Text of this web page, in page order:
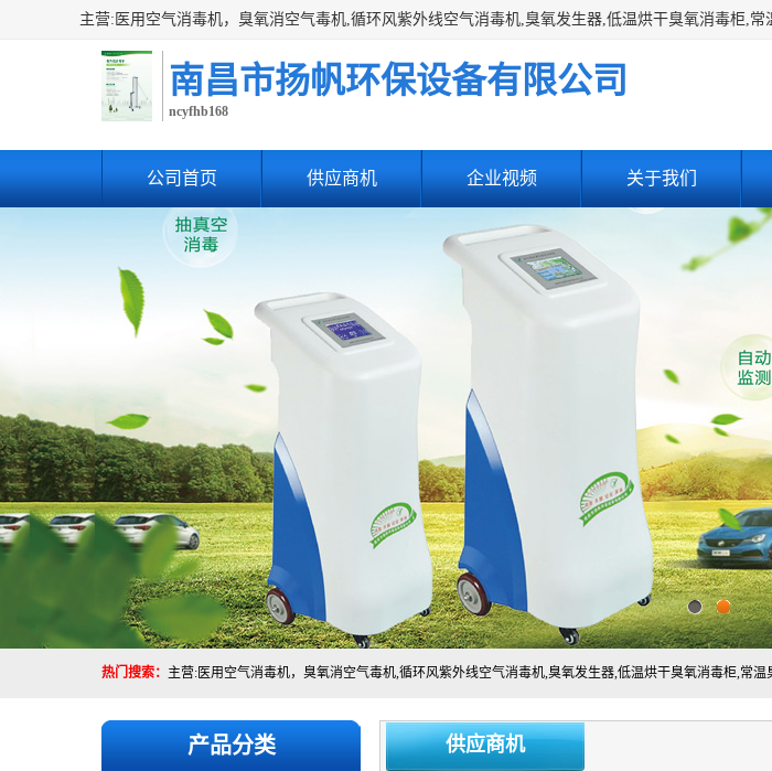
南昌市扬帆环保设备有限公司
ncyfhb168
公司首页 供应商机 企业视频 关于我们
热门搜索：
产品分类 供应商机